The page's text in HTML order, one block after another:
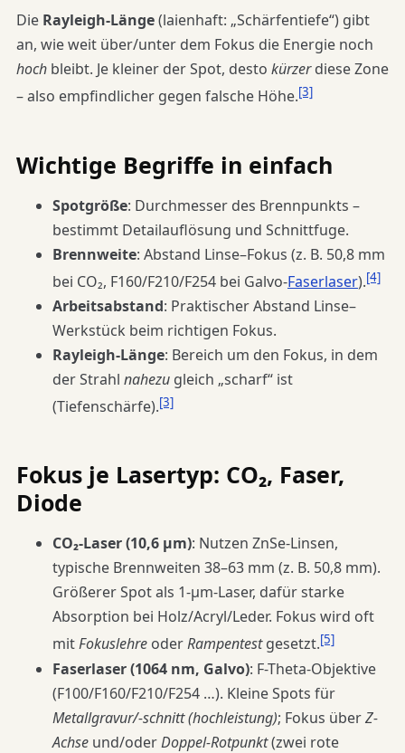
Die Rayleigh-Länge(laienhaft: „Schärfentiefe“) gibt
an, wie weit über/unter dem Fokus die Energie noch
hoch bleibt. Je kleiner der Spot, desto kürzerdiese Zone
– also empfindlicher gegen falsche Höhe.[3]
Wichtige Begriffe in einfach
Spotgröße: Durchmesser des Brennpunkts –
bestimmt Detailauflösung und Schnittfuge.
Brennweite: Abstand Linse–Fokus (z. B. 50,8 mm
bei CO₂, F160/F210/F254 bei Galvo-Faserlaser).[4]
Arbeitsabstand: Praktischer Abstand Linse–
Werkstück beim richtigen Fokus.
Rayleigh-Länge: Bereich um den Fokus, in dem
der Strahl nahezu gleich „scharf“ ist
(Tiefenschärfe).[3]
Fokus je Lasertyp: CO₂, Faser,
Diode
CO₂-Laser (10,6 µm): Nutzen ZnSe-Linsen,
typische Brennweiten 38–63 mm (z. B. 50,8 mm).
Größerer Spot als 1-µm-Laser, dafür starke
Absorption bei Holz/Acryl/Leder. Fokus wird oft
mitFokuslehre oderRampentestgesetzt.[5]
Faserlaser (1064 nm, Galvo): F-Theta-Objektive
(F100/F160/F210/F254 …). Kleine Spots für
Metallgravur/-schnitt (hochleistung); Fokus überZ-
Achse und/oderDoppel-Rotpunkt(zwei rote